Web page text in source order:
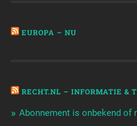
EUROPA – NU
RECHT.NL – INFORMATIE &
Abonnement is onbekend of